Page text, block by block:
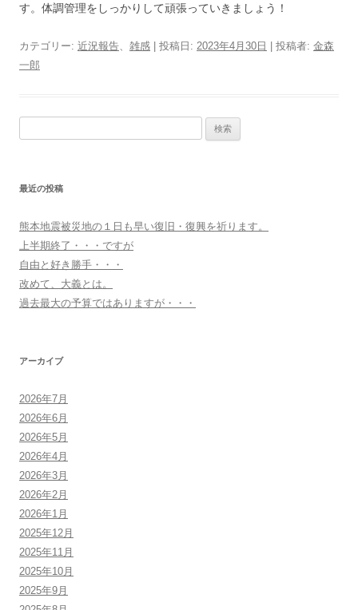
す。体調管理をしっかりして頑張っていきましょう！
カテゴリー: 近況報告 雑感 | 投稿日: 2023年4月30日 投稿者: 金森
一郎
最近の投稿
熊本地震被災地の１日も早い復旧・復興を祈ります。
上半期終了・・・ですが
自由と好き勝手・・・
改めて、大義とは。
過去最大の予算ではありますが・・・
アーカイブ
2026年7月
2026年6月
2026年5月
2026年4月
2026年3月
2026年2月
2026年1月
2025年12月
2025年11月
2025年10月
2025年9月